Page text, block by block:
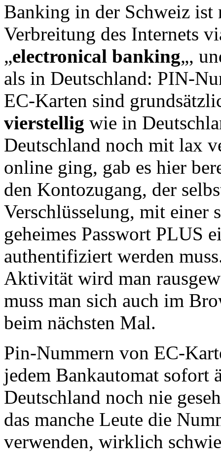
Banking in der Schweiz ist
Verbreitung des Internets
„electronical banking„,
als in Deutschland: PIN-
EC-Karten sind
vierstellig wie in
Deutschland noch mit lax
online ging, gab es hier
den Kontozugang, der
Verschlüsselung, mit einer
geheimes Passwort PLUS
authentifiziert werden
Aktivität wird man
muss man sich auch im
beim nächsten Mal.
Pin-Nummern von EC-
jedem Bankautomat sofort
Deutschland noch nie
das manche Leute die
verwenden, wirklich